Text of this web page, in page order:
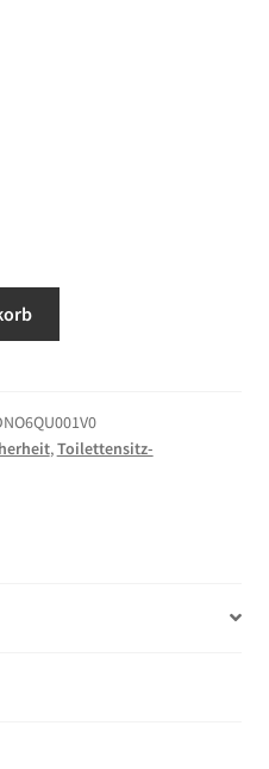
,Toilettensitz-